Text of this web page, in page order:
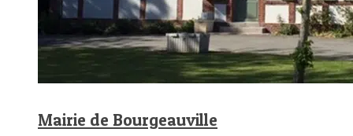
Mairie de Bourgeauville